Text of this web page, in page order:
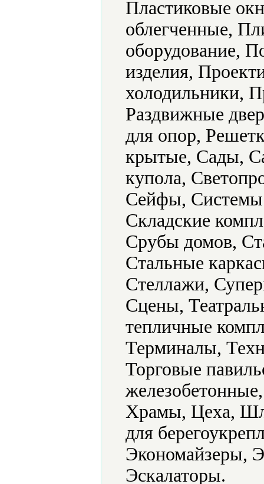
Пластиковые
облегченные,
оборудование,
изделия,
холодильники,
Раздвижные
для опор,
крытые, Сады,
купола,
Сейфы, Системы
Складские
Срубы домов,
Стальные
Стеллажи,
Сцены,
тепличные
Терминалы,
Торговые
Храмы, Цеха,
для
Экономайзеры,
Эскалаторы.